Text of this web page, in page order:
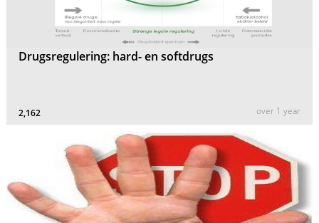
Drugsregulering: hard- en softdrugs
2,162 over 1 year